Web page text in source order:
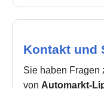
Kontakt und
Sie haben Fragen
von Automarkt-